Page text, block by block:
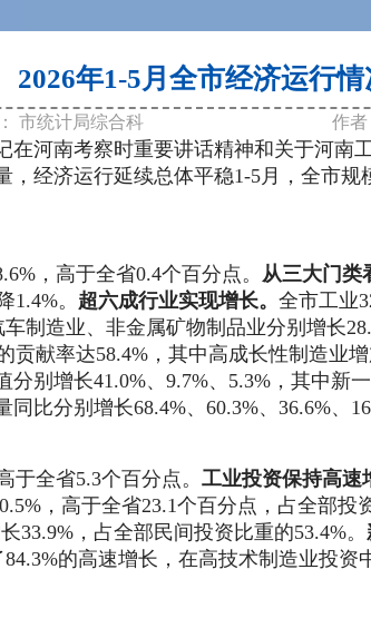
2026年1-5月全市经济运行情
市统计局综合科 作者
在河南考察时重要讲话精神和关于河南
，经济运行延续总体平稳1-5月，全市规
，高于全省0.4个百分点。 从三大门类
。 超六成行业实现增长。 全市工业
制造业、非金属矿物制品业分别增长
贡献率达58.4%，其中高成长性制造业
分别增长41.0%、 9.7%、 5.3%，其中新
同比分别增长68.4%、 60.3%、 36.6%、
于全省5.3个百分点。 工业投资保持高速
%，高于全省23.1个百分点，占全部投
33.9%，占全部民间投资比重的53.4%。
84.3%的高速增长，在高技术制造业投资